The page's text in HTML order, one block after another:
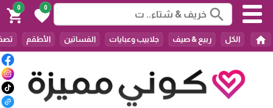
search
0
favorite
0
shopping_cart
home الكل ربيع & صيف جلابيب وعبايات الفساتين الأطقم